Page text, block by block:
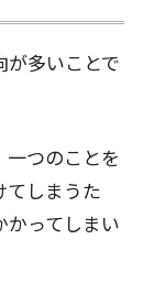
が多いことで
つのことを
てしまうた
かってしまい